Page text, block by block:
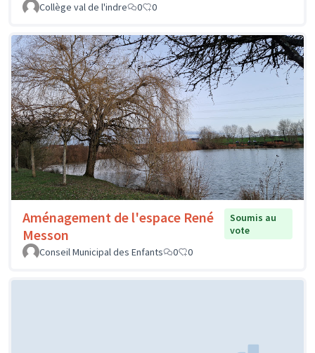
Collège val de l'indre
0 0
Aménagement de l'espace René
Messon
Soumis au
vote
Conseil Municipal des Enfants
0 0